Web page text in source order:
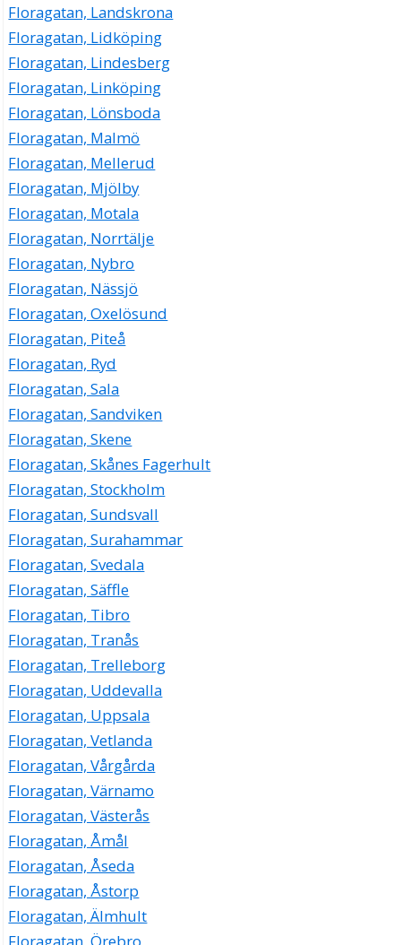
Floragatan, Landskrona
Floragatan, Lidköping
Floragatan, Lindesberg
Floragatan, Linköping
Floragatan, Lönsboda
Floragatan, Malmö
Floragatan, Mellerud
Floragatan, Mjölby
Floragatan, Motala
Floragatan, Norrtälje
Floragatan, Nybro
Floragatan, Nässjö
Floragatan, Oxelösund
Floragatan, Piteå
Floragatan, Ryd
Floragatan, Sala
Floragatan, Sandviken
Floragatan, Skene
Floragatan, Skånes Fagerhult
Floragatan, Stockholm
Floragatan, Sundsvall
Floragatan, Surahammar
Floragatan, Svedala
Floragatan, Säffle
Floragatan, Tibro
Floragatan, Tranås
Floragatan, Trelleborg
Floragatan, Uddevalla
Floragatan, Uppsala
Floragatan, Vetlanda
Floragatan, Vårgårda
Floragatan, Värnamo
Floragatan, Västerås
Floragatan, Åmål
Floragatan, Åseda
Floragatan, Åstorp
Floragatan, Älmhult
Floragatan, Örebro